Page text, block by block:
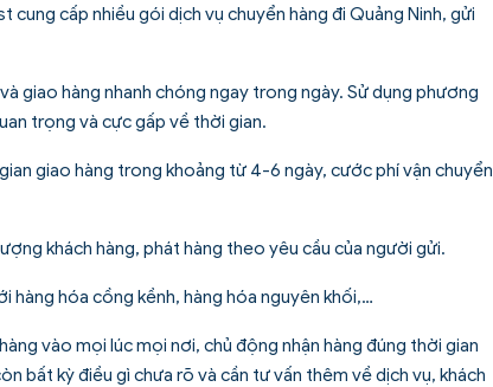
cấp nhiều gói dịch vụ chuyển hàng đi Quảng Ninh, gửi
giao hàng nhanh chóng ngay trong ngày. Sử dụng phương
trọng và cực gấp về thời gian.
giao hàng trong khoảng từ 4-6 ngày, cước phí vận chuyển
khách hàng, phát hàng theo yêu cầu của người gửi.
hàng hóa cồng kềnh, hàng hóa nguyên khối,…
vào mọi lúc mọi nơi, chủ động nhận hàng đúng thời gian
bất kỳ điều gì chưa rõ và cần tư vấn thêm về dịch vụ, khách